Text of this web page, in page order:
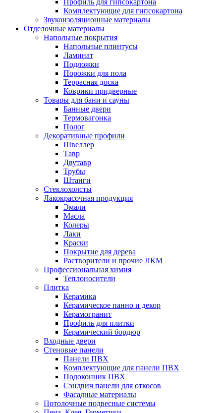
Профиль для гипсокартона
Комплектующие для гипсокартона
Звукоизоляционные материалы
Отделочные материалы
Напольные покрытия
Напольные плинтусы
Ламинат
Подложки
Порожки для пола
Террасная доска
Коврики придверные
Товары для бани и сауны
Банные двери
Термовагонка
Полог
Декоративные профили
Швеллер
Тавр
Двутавр
Трубы
Штанги
Стеклохолсты
Лакокрасочная продукция
Эмали
Масла
Колеры
Лаки
Краски
Покрытие для дерева
Растворители и прочие ЛКМ
Профессиональная химия
Теплоносители
Плитка
Керамика
Керамическое панно и декор
Керамогранит
Профиль для плитки
Керамический бордюр
Входные двери
Стеновые панели
Панели ПВХ
Комплектующие для панели ПВХ
Подоконник ПВХ
Сэндвич панели для откосов
Фасадные материалы
Потолочные подвесные системы